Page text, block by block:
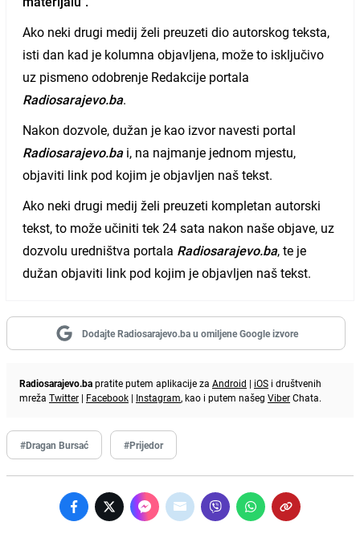
Ako neki drugi medij želi preuzeti dio autorskog teksta,
isti dan kad je kolumna objavljena, može to isključivo
uz pismeno odobrenje Redakcije portala
Radiosarajevo.ba.
Nakon dozvole, dužan je kao izvor navesti portal
Radiosarajevo.bai, na najmanje jednom mjestu,
objaviti link pod kojim je objavljen naš tekst.
Ako neki drugi medij želi preuzeti kompletan autorski
tekst, to može učiniti tek 24 sata nakon naše objave, uz
dozvolu uredništva portala Radiosarajevo.ba, te je
dužan objaviti link pod kojim je objavljen naš tekst.
Dodajte Radiosarajevo.ba u omiljene Google izvore
Radiosarajevo.bapratite putem aplikacije za Android | iOS i društvenih
mreža Twitter | Facebook | Instagram, kao i putem našeg ViberChata.
#Dragan Bursać #Prijedor